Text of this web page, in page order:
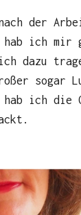
der
ich mir
dazu
sogar
ich die